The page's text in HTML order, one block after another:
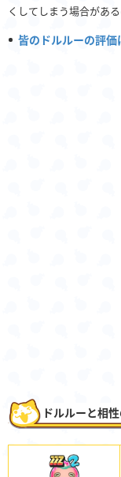
くしてしまう場合があ
皆のドルルーの評価
ドルルーと相